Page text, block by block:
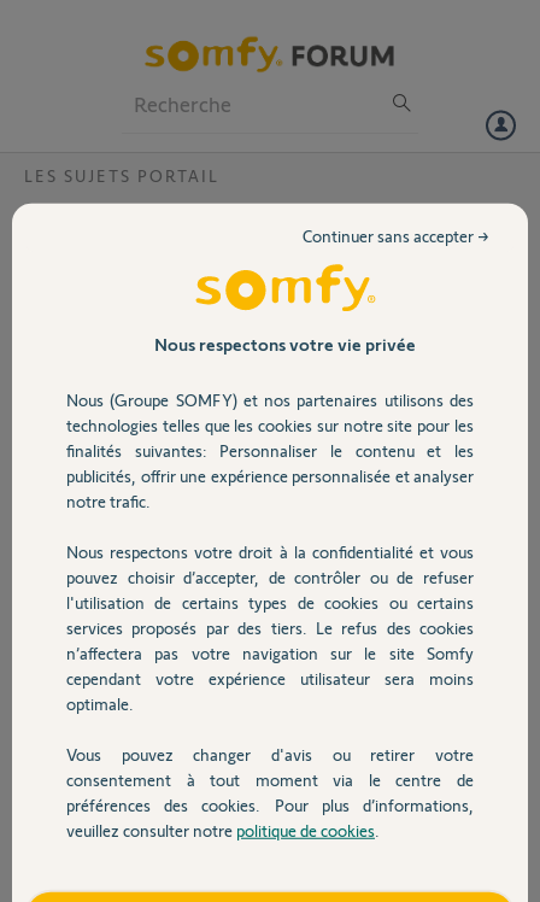
Volet
Sécurité
Domotique
Chauffage
Autres produits
Devis avec un pro
Contact
LES SUJETS PORTAIL
Remplaçant du module "carte mère"
Il est nécessaire que je remplace un module F793D10A qui est
défectueux pour un automatisme de portail. Je suis un peu perdu avec
quelle carte centrale acheter pour remplacer la pièce défectueuse?
Bien à vous.
Merci,
il y a plus d'un an
Participer au fil de discussion
Réponses
Photo du moteur et du boitier.
La carte est peut être réparable avant de penser à tout changer.
Bonne journée à vous.
Nous respectons votre vie privée
Nous (Groupe SOMFY) et nos partenaires utilisons des
technologies telles que les cookies sur notre site pour les
finalités suivantes: Personnaliser le contenu et les
publicités, offrir une expérience personnalisée et analyser
notre trafic.
Nous respectons votre droit à la confidentialité et vous
pouvez choisir d’accepter, de contrôler ou de refuser
l'utilisation de certains types de cookies ou certains
services proposés par des tiers. Le refus des cookies
n’affectera pas votre navigation sur le site Somfy
cependant votre expérience utilisateur sera moins
optimale.
Vous pouvez changer d'avis ou retirer votre
consentement à tout moment via le centre de
préférences des cookies. Pour plus d’informations,
veuillez consulter notre politique de cookies
Continuer sans accepter →